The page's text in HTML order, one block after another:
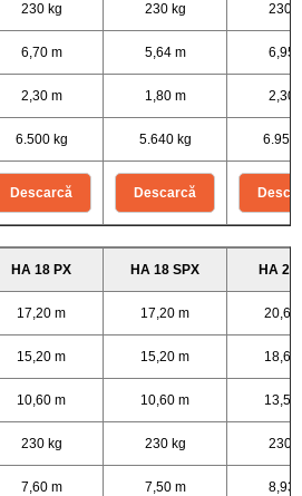
230 kg 230 kg 230
6,70 m 5,64 m 6,95
2,30 m 1,80 m 2,30
6.500 kg 5.640 kg 6.950
Descarcă Descarcă
HA 18 PX HA 18 SPX HA 20
17,20 m 17,20 m 20,65
15,20 m 15,20 m 18,65
10,60 m 10,60 m 13,50
230 kg 230 kg 230
7,60 m 7,50 m 8,93